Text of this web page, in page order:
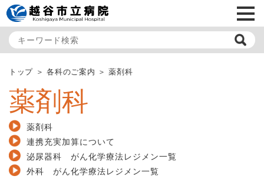
トップ 各科のご案内 薬剤科
薬剤科
薬剤科
連携充実加算について
泌尿器科 がん化学療法レジメン一覧
外科 がん化学療法レジメン一覧